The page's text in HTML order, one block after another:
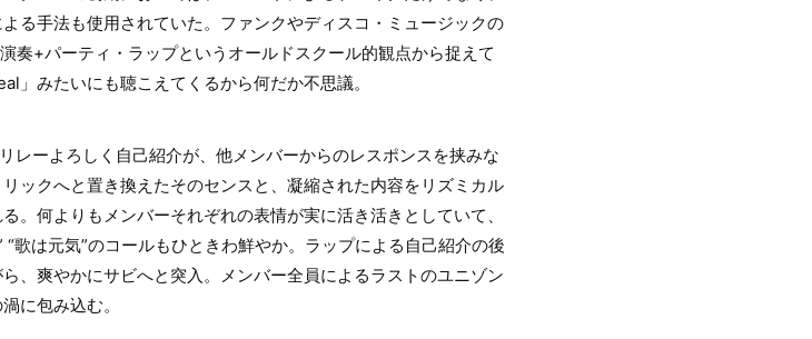
る手法も使用されていた。ファンクやディスコ・ミュージックの
奏+パーティ・ラップというオールドスクール的観点から捉えて
」みたいにも聴こえてくるから何だか不思議。
ーよろしく自己紹介が、他メンバーからのレスポンスを挟みな
ックへと置き換えたそのセンスと、凝縮された内容をリズミカル
。何よりもメンバーそれぞれの表情が実に活き活きとしていて、
“歌は元気”のコールもひときわ鮮やか。ラップによる自己紹介の後
、爽やかにサビへと突入。メンバー全員によるラストのユニゾン
に包み込む。